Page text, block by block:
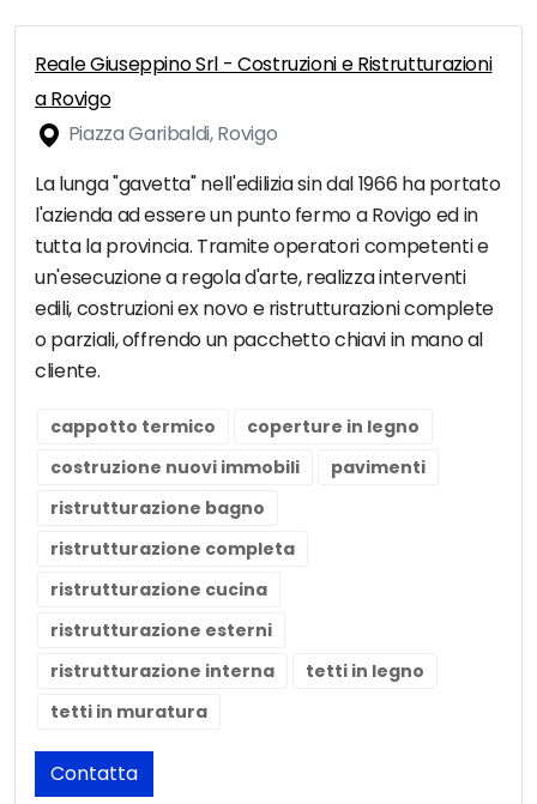
Reale Giuseppino Srl - Costruzioni e Ristrutturazioni
a Rovigo
Piazza Garibaldi, Rovigo
La lunga "gavetta" nell'edilizia sin dal 1966 ha portato
l'azienda ad essere un punto fermo a Rovigo ed in
tutta la provincia. Tramite operatori competenti e
un'esecuzione a regola d'arte, realizza interventi
edili, costruzioni ex novo e ristrutturazioni complete
o parziali, offrendo un pacchetto chiavi in mano al
cliente.
cappotto termico
coperture in legno
costruzione nuovi immobili
pavimenti
ristrutturazione bagno
ristrutturazione completa
ristrutturazione cucina
ristrutturazione esterni
ristrutturazione interna
tetti in legno
tetti in muratura
Contatta